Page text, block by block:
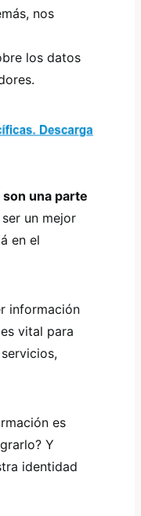
nos
los datos
una parte
un mejor
en el
información
vital para
es
Y
identidad